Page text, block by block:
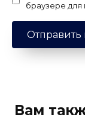
браузере
Вам